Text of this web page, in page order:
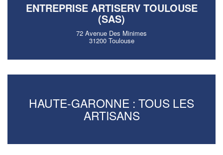
ENTREPRISE ARTISERV TOULOUSE
(SAS)
72 Avenue Des Minimes
31200 Toulouse
HAUTE-GARONNE : TOUS LES
ARTISANS